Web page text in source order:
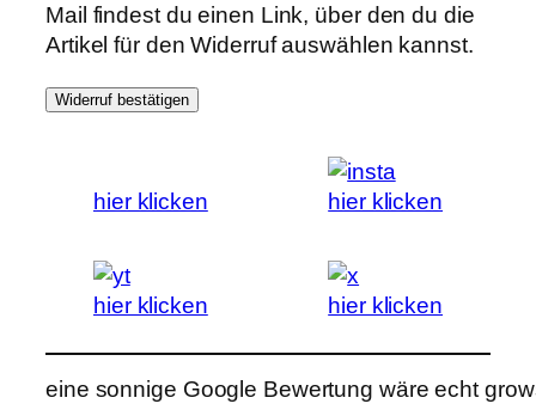
Mail findest du einen Link, über den du die
Artikel für den Widerruf auswählen kannst.
Widerruf bestätigen
hier klicken hier klicken
hier klicken hier klicken
eine sonnige Google Bewertung wäre echt